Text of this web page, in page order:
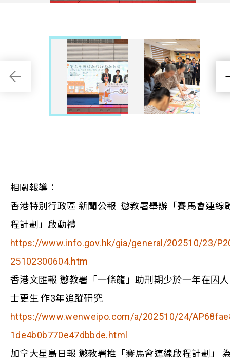
相關報導：
香港特別行政區 新聞公報 懲教署舉辦「賽馬會連線
程計劃」啟動禮
https://www.info.gov.hk/gia/general/202510/23/
25102300604.htm
香港文匯報 懲教署「一條龍」助刑期少於一年在囚人
士更生 作3年追蹤研究
https://www.wenweipo.com/a/202510/24/
1de4b0b770e47dbbde.html
加拿大星島日報 懲教署推「賽馬會連線啟程計劃」